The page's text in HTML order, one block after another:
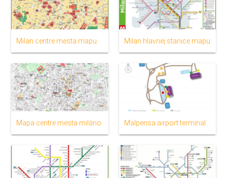
Milan centre mesta mapu Milan hlavnej stanice mapu
Mapa centre mesta miláno